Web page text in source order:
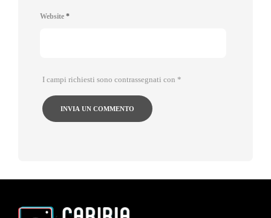
Website *
I campi richiesti sono contrassegnati con *